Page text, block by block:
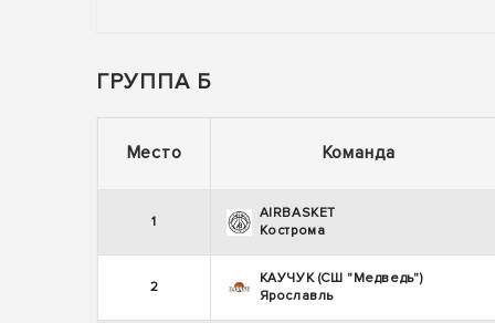
ГРУППА Б
Место Команда
1
AIRBASKET
Кострома
2
КАУЧУК (СШ "Медведь")
Ярославль